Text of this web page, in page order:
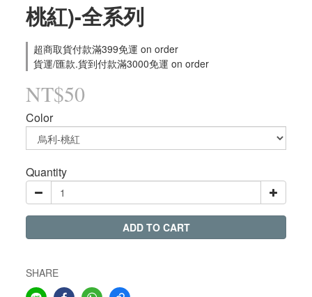
桃紅)-全系列
超商取貨付款滿399免運 on order
貨運/匯款.貨到付款滿3000免運 on order
NT$50
Color
Quantity
ADD TO CART
SHARE